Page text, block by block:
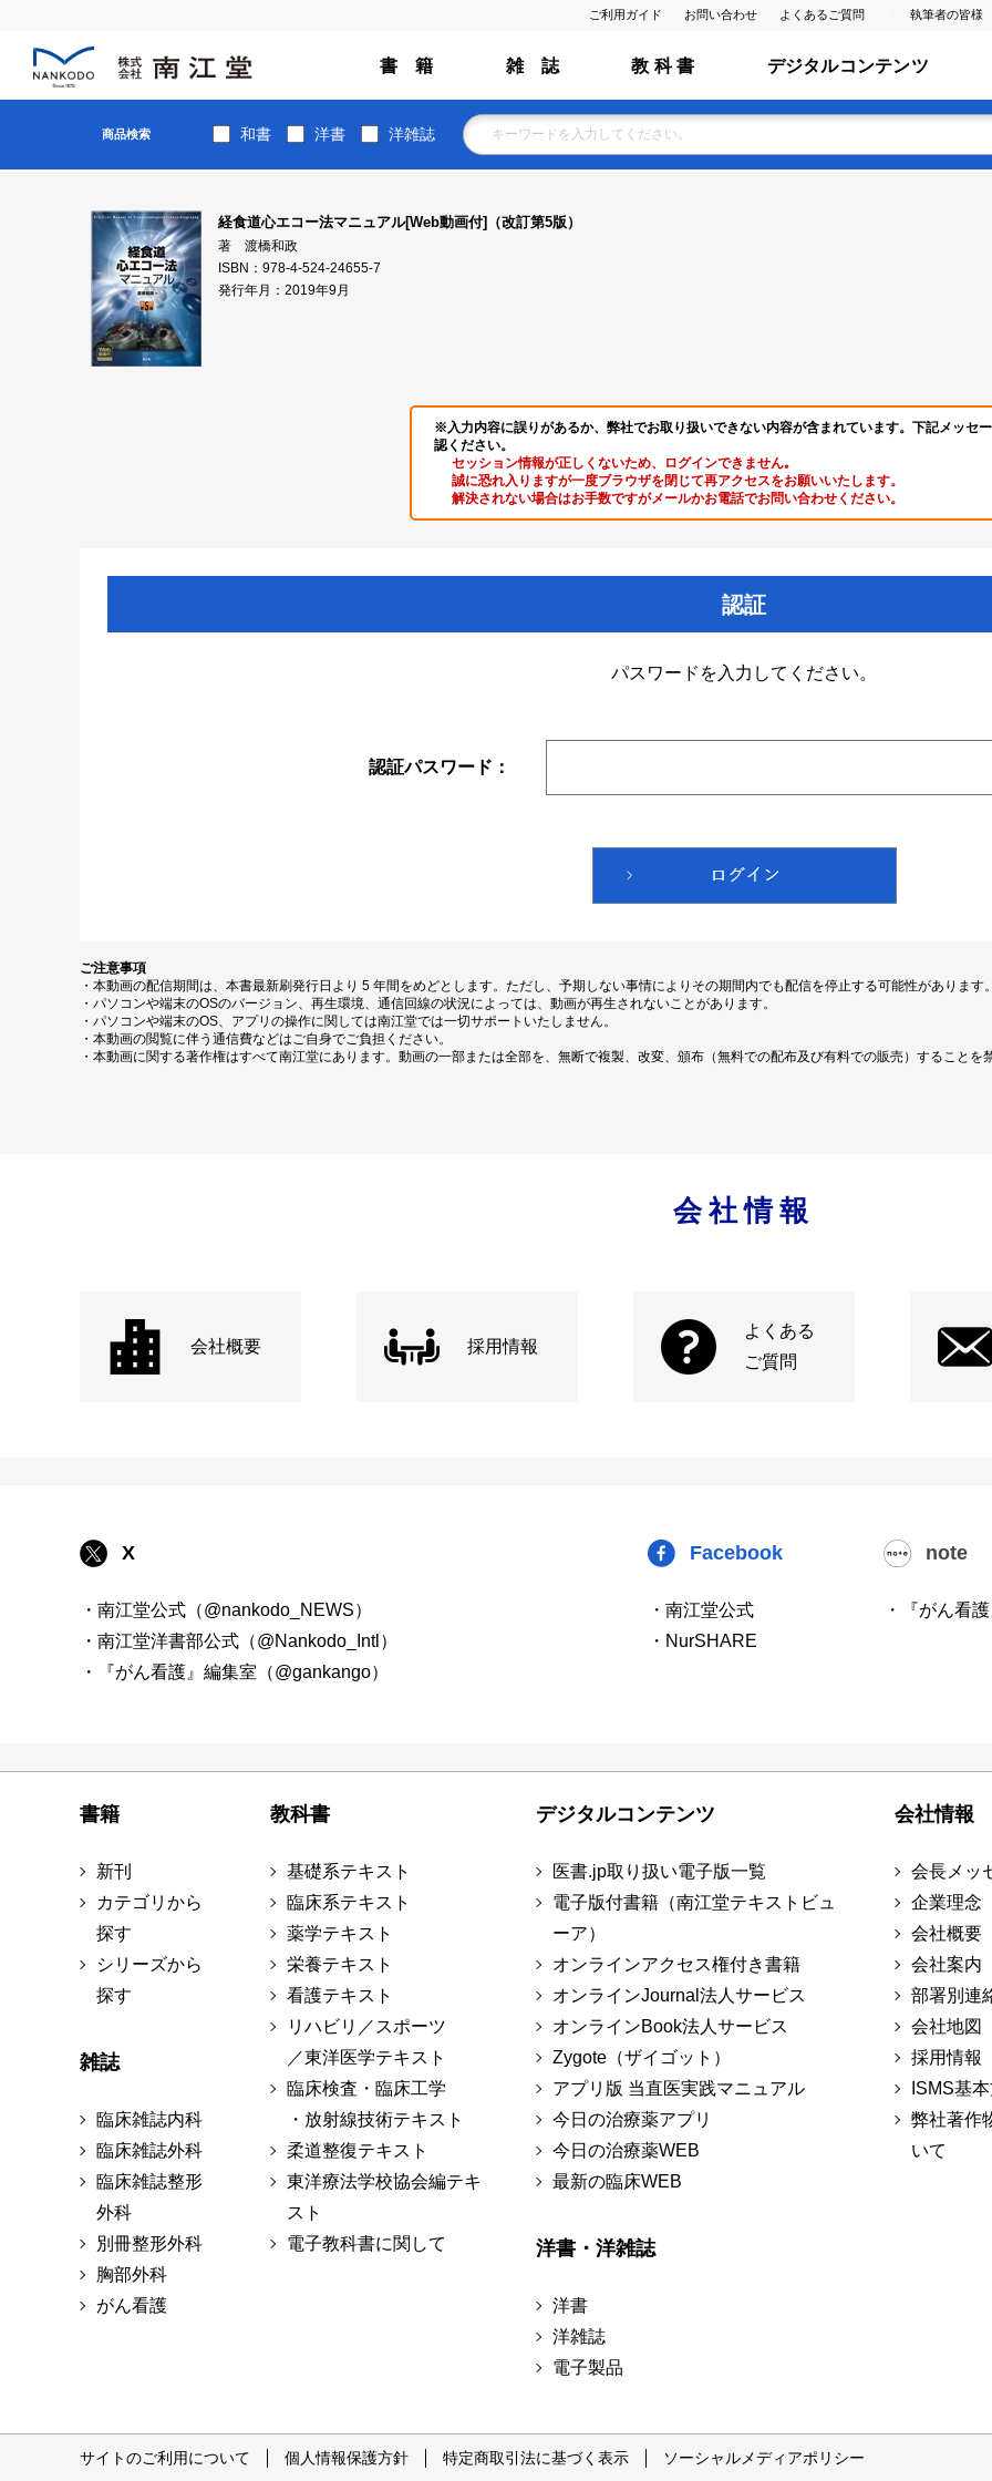
ご利用ガイド お問い合わせ よくあるご質問 執筆者の皆様
書 籍 雑 誌 教 科 書 デジタルコンテンツ
商品検索 和書 洋書 洋雑誌
経食道心エコー法マニュアル[Web動画付]（改訂第5版）
著 渡橋和政
ISBN：978-4-524-24655-7
発行年月：2019年9月
※入力内容に誤りがあるか、弊社でお取り扱いできない内容が含まれています。下記メッセ
認ください。
セッション情報が正しくないため、ログインできません｡
誠に恐れ入りますが一度ブラウザを閉じて再アクセスをお願いいたします。
解決されない場合はお手数ですがメールかお電話でお問い合わせください。
認証
パスワードを入力してください。
認証パスワード：
ご注意事項
・本動画の配信期間は、本書最新刷発行日より 5 年間をめどとします。ただし、予期しない事情によりその期間内でも配信を停止する可能性があります
・パソコンや端末のOSのバージョン、再生環境、通信回線の状況によっては、動画が再生されないことがあります。
・パソコンや端末のOS、アプリの操作に関しては南江堂では一切サポートいたしません。
・本動画の閲覧に伴う通信費などはご自身でご負担ください。
・本動画に関する著作権はすべて南江堂にあります。動画の一部または全部を、無断で複製、改変、頒布（無料での配布及び有料での販売）することを
会社情報
会社概要 採用情報
よくある
ご質問
X
・南江堂公式（@nankodo_NEWS）
・南江堂洋書部公式（@Nankodo_Intl）
・『がん看護』編集室（@gankango）
Facebook
・南江堂公式
・NurSHARE
note
・『がん看
書籍
新刊
カテゴリから
探す
シリーズから
探す
雑誌
臨床雑誌内科
臨床雑誌外科
臨床雑誌整形
外科
別冊整形外科
胸部外科
がん看護
教科書
基礎系テキスト
臨床系テキスト
薬学テキスト
栄養テキスト
看護テキスト
リハビリ／スポーツ
／東洋医学テキスト
臨床検査・臨床工学
・放射線技術テキスト
柔道整復テキスト
東洋療法学校協会編テキ
スト
電子教科書に関して
デジタルコンテンツ
医書.jp取り扱い電子版一覧
電子版付書籍（南江堂テキストビュ
ーア）
オンラインアクセス権付き書籍
オンラインJournal法人サービス
オンラインBook法人サービス
Zygote（ザイゴット）
アプリ版 当直医実践マニュアル
今日の治療薬アプリ
今日の治療薬WEB
最新の臨床WEB
洋書・洋雑誌
洋書
洋雑誌
電子製品
会社情報
会長メッ
企業理念
会社概要
会社案内
部署別連
会社地図
採用情報
ISMS基
弊社著作
いて
サイトのご利用について 個人情報保護方針 特定商取引法に基づく表示 ソーシャルメディアポリシー